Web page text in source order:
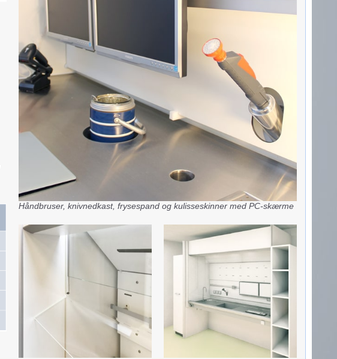
Håndbruser, knivnedkast, frysespand og kulisseskinner med PC-skærme